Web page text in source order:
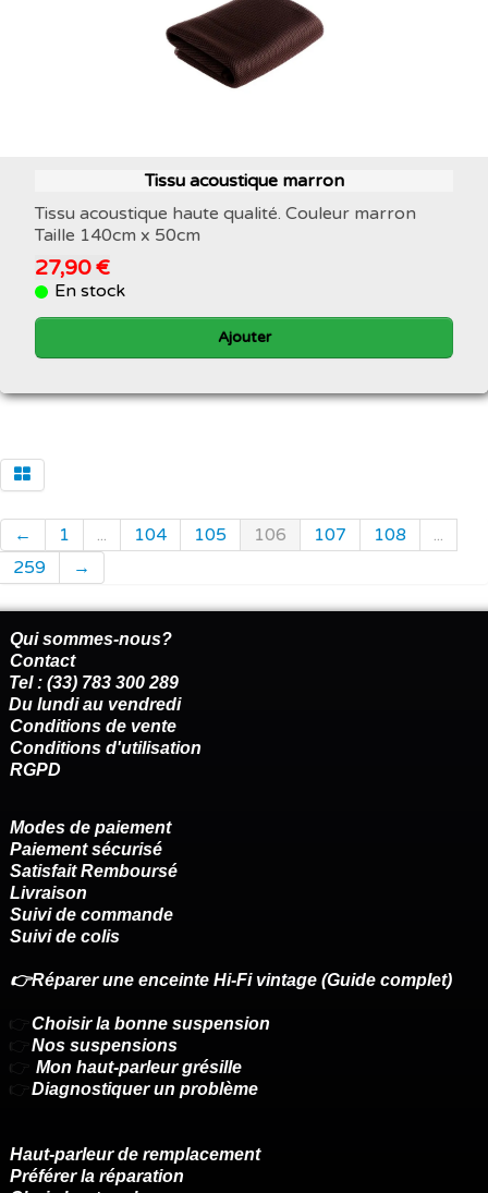
Tissu acoustique marron
Tissu acoustique haute qualité. Couleur marron
Taille 140cm x 50cm
27,90 €
En stock
Ajouter
← 1 ... 104 105 106 107 108
...
259
→
Qui sommes-nous?
Contact
Tel : (33) 783 300 289
Du lundi au vendredi
Conditions de vente
Conditions d'utilisation
RGPD
Modes de paiement
Paiement sécurisé
Satisfait Remboursé
Livraison
Suivi de commande
Suivi de colis
👉Réparer une enceinte Hi-Fi vintage (Guide complet)
👉 Choisir la bonne suspension
👉 Nos suspensions
👉 Mon haut-parleur grésille
👉 Diagnostiquer un problème
Haut-parleur de remplacement
Préférer la réparation